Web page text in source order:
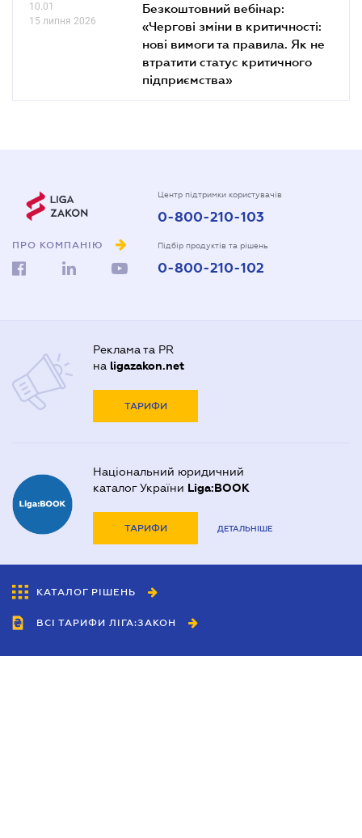
10.01
15 липня 2026
Безкоштовний вебінар:
«Чергові зміни в критичності:
нові вимоги та правила. Як не
втратити статус критичного
підприємства»
ПРО КОМПАНІЮ
Центр підтримки користувачів
0-800-210-103
Підбір продуктів та рішень
0-800-210-102
Реклама та PR
на ligazakon.net
ТАРИФИ
Національний юридичний
каталог України Liga:BOOK
ТАРИФИ ДЕТАЛЬНІШЕ
КАТАЛОГ РІШЕНЬ
ВСІ ТАРИФИ ЛІГА:ЗАКОН